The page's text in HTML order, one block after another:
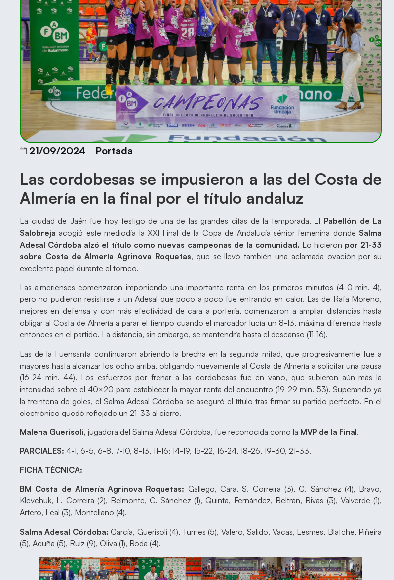
21/09/2024 Portada
Las cordobesas se impusieron a las del Costa de
Almería en la final por el título andaluz
La ciudad de Jaén fue hoy testigo de una de las grandes citas de la temporada. El Pabellón de La
Salobreja acogió este mediodía la XXI Final de la Copa de Andalucía sénior femenina donde Salma
Adesal Córdoba alzó el título como nuevas campeonas de la comunidad. Lo hicieron por 21-33
sobre Costa de Almería Agrinova Roquetas, que se llevó también una aclamada ovación por su
excelente papel durante el torneo.
Las almerienses comenzaron imponiendo una importante renta en los primeros minutos (4-0 min. 4),
pero no pudieron resistirse a un Adesal que poco a poco fue entrando en calor. Las de Rafa Moreno,
mejores en defensa y con más efectividad de cara a portería, comenzaron a ampliar distancias hasta
obligar al Costa de Almería a parar el tiempo cuando el marcador lucía un 8-13, máxima diferencia hasta
entonces en el partido. La distancia, sin embargo, se mantendría hasta el descanso (11-16).
Las de la Fuensanta continuaron abriendo la brecha en la segunda mitad, que progresivamente fue a
mayores hasta alcanzar los ocho arriba, obligando nuevamente al Costa de Almería a solicitar una pausa
(16-24 min. 44). Los esfuerzos por frenar a las cordobesas fue en vano, que subieron aún más la
intensidad sobre el 40×20 para establecer la mayor renta del encuentro (19-29 min. 53). Superando ya
la treintena de goles, el Salma Adesal Córdoba se aseguró el título tras firmar su partido perfecto. En el
electrónico quedó reflejado un 21-33 al cierre.
Malena Guerisoli, jugadora del Salma Adesal Córdoba, fue reconocida como la MVP de la Final.
PARCIALES: 4-1, 6-5, 6-8, 7-10, 8-13, 11-16; 14-19, 15-22, 16-24, 18-26, 19-30, 21-33.
FICHA TÉCNICA:
BM Costa de Almería Agrinova Roquetas: Gallego, Cara, S. Correira (3), G. Sánchez (4), Bravo,
Klevchuk, L. Correira (2), Belmonte, C. Sánchez (1), Quinta, Fernández, Beltrán, Rivas (3), Valverde (1),
Artero, Leal (3), Montellano (4).
Salma Adesal Córdoba: García, Guerisoli (4), Turnes (5), Valero, Salido, Vacas, Lesmes, Blatche, Piñeira
(5), Acuña (5), Ruiz (9), Oliva (1), Roda (4).